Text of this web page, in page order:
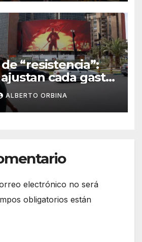
“resistencia”:
cada gasto
tras cinco
contra
e Israel
ALBERTO ORBINA
electrónico no será
obligatorios están